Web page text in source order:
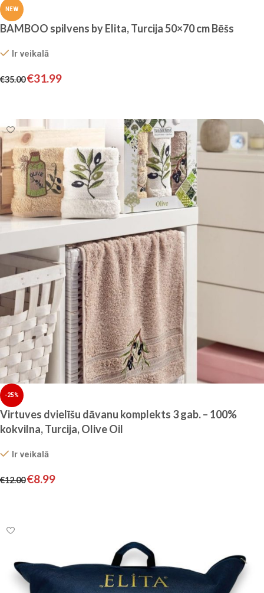
NEW
BAMBOO spilvens by Elita, Turcija 50×70 cm Bēšs
Ir veikalā
€35.00€31.99
-25%
Virtuves dvielīšu dāvanu komplekts 3 gab. – 100%
kokvilna, Turcija, Olive Oil
Ir veikalā
€12.00€8.99